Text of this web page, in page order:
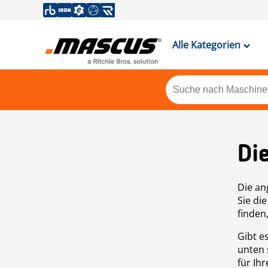
Alle Kategorien
Die
Sie
Gibt
unten
für